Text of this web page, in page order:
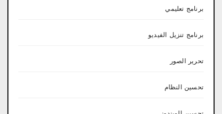
برنامج تعليمي
برنامج تنزيل الفيديو
تحرير الصور
تحسين النظام